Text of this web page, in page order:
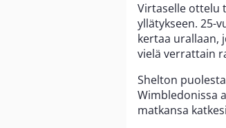
Virtaselle ottelu
yllätykseen. 25-
kertaa urallaan,
vielä verrattain
Shelton
Wimbledonissa
matkansa